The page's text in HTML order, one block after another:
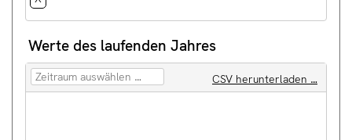
Werte des laufenden Jahres
CSV herunterladen …